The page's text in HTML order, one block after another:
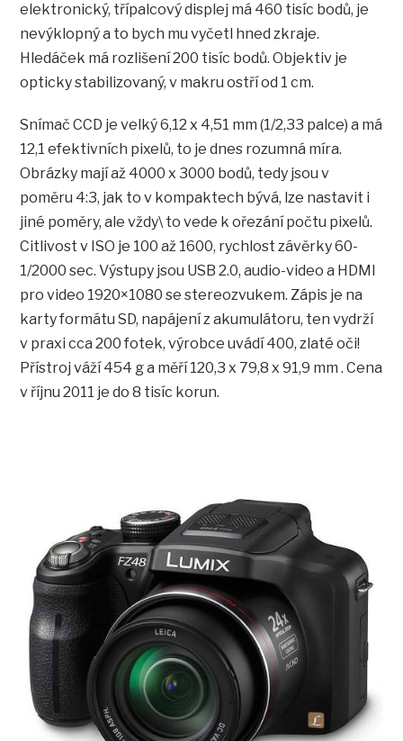
elektronický, třípalcový displej má 460 tisíc bodů, je
nevýklopný a to bych mu vyčetl hned zkraje.
Hledáček má rozlišení 200 tisíc bodů. Objektiv je
opticky stabilizovaný, v makru ostří od 1 cm.
Snímač CCD je velký 6,12 x 4,51 mm (1/2,33 palce) a má
12,1 efektivních pixelů, to je dnes rozumná míra.
Obrázky mají až 4000 x 3000 bodů, tedy jsou v
poměru 4:3, jak to v kompaktech bývá, lze nastavit i
jiné poměry, ale vždy\ to vede k ořezání počtu pixelů.
Citlivost v ISO je 100 až 1600, rychlost závěrky 60-
1/2000 sec. Výstupy jsou USB 2.0, audio-video a HDMI
pro video 1920×1080 se stereozvukem. Zápis je na
karty formátu SD, napájení z akumulátoru, ten vydrží
v praxi cca 200 fotek, výrobce uvádí 400, zlaté oči!
Přístroj váží 454 g a měří 120,3 x 79,8 x 91,9 mm . Cena
v říjnu 2011 je do 8 tisíc korun.